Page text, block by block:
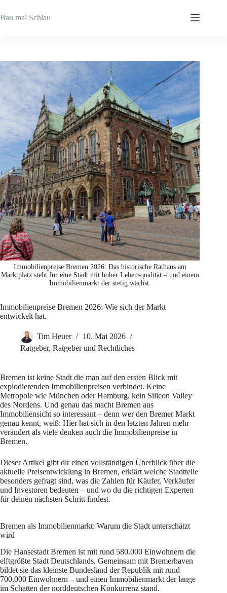
Inhalt
springen
Bau mal Schlau
Immobilienpreise Bremen 2026: Das historische Rathaus am
Marktplatz steht für eine Stadt mit hoher Lebensqualität – und einem
Immobilienmarkt der stetig wächst.
Immobilienpreise Bremen 2026: Wie sich der Markt
entwickelt hat.
Tim Heuer
10. Mai 2026
Ratgeber, Ratgeber und Rechtliches
Bremen ist keine Stadt die man auf den ersten Blick mit
explodierenden Immobilienpreisen verbindet. Keine
Metropole wie München oder Hamburg, kein Silicon Valley
des Nordens. Und genau das macht Bremen aus
Immobiliensicht so interessant – denn wer den Bremer Markt
genau kennt, weiß: Hier hat sich in den letzten Jahren mehr
verändert als viele denken auch die Immobilienpreise in
Bremen.
Dieser Artikel gibt dir einen vollständigen Überblick über die
aktuelle Preisentwicklung in Bremen, erklärt welche Stadtteile
besonders gefragt sind, was die Zahlen für Käufer, Verkäufer
und Investoren bedeuten – und wo du die richtigen Experten
für deinen nächsten Schritt findest.
Bremen als Immobilienmarkt: Warum die Stadt unterschätzt
wird
Die Hansestadt Bremen ist mit rund 580.000 Einwohnern die
elftgrößte Stadt Deutschlands. Gemeinsam mit Bremerhaven
bildet sie das kleinste Bundesland der Republik mit rund
700.000 Einwohnern – und einen Immobilienmarkt der lange
im Schatten der norddeutschen Konkurrenz stand.